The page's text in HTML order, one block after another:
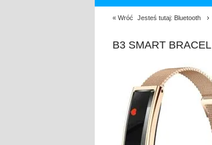
« Wróć Jesteś tutaj: Bluetooth
B3 SMART